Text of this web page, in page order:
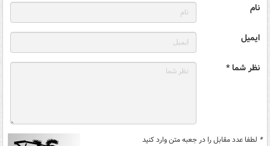
نام
ایمیل
نظر شما *
* لطفا عدد مقابل را در جعبه متن وارد کنید